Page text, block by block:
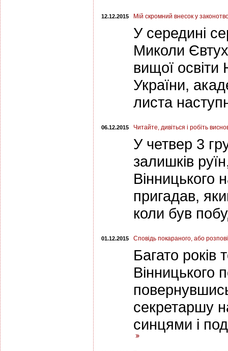
12.12.2015 Мій скромний внесок у
У середині
Миколи
вищої освіти
України,
листа
06.12.2015 Читайте, дивіться і робіть
У четвер 3
залишків
Вінницького
пригадав,
коли був
01.12.2015 Сповідь покараного, або
Багато
Вінницького
секретаршу
синцями і